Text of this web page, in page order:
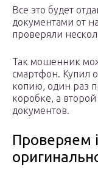
Все это будет
документами от
проверяли
Так мошенник
смартфон. Купил
копию, один раз
коробке, а
документов.
Проверяем